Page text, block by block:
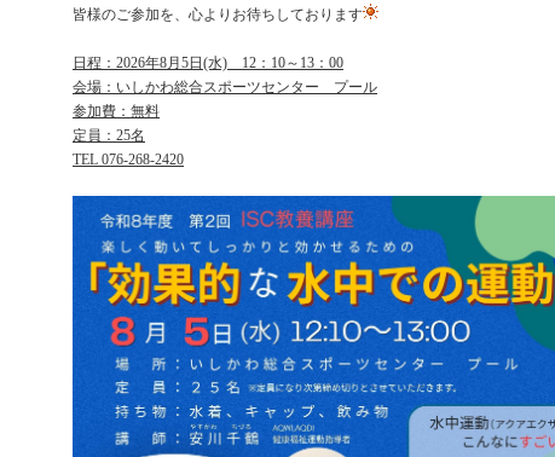
皆様のご参加を、心よりお待ちしております
日程：2026年8月5日(水) 12：10～13：00
会場：いしかわ総合スポーツセンター プール
参加費：無料
定員：25名
TEL 076-268-2420